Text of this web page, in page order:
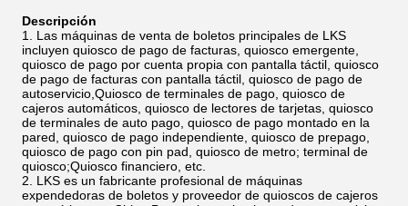
Descripción
Las máquinas de venta de boletos principales de LKS
incluyen quiosco de pago de facturas, quiosco emergente,
quiosco de pago por cuenta propia con pantalla táctil, quiosco
de pago de facturas con pantalla táctil, quiosco de pago de
autoservicio,Quiosco de terminales de pago, quiosco de
cajeros automáticos, quiosco de lectores de tarjetas, quiosco
de terminales de auto pago, quiosco de pago montado en la
pared, quiosco de pago independiente, quiosco de prepago,
quiosco de pago con pin pad, quiosco de metro; terminal de
quiosco;Quiosco financiero, etc.
LKS es un fabricante profesional de máquinas
expendedoras de boletos y proveedor de quioscos de cajeros